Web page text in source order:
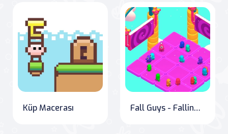
Küp Macerası Fall Guys - Fallingman.io